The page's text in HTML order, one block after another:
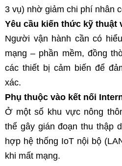
3 vụ) nhờ giảm chi phí nhân
Yêu cầu kiến thức kỹ thuật
Người vận hành cần có
mạng – phần mềm, đồng
các thiết bị cảm biến để
xác.
Phụ thuộc vào kết nối
Ở một số khu vực nông
thể gây gián đoạn thu thập
hợp hệ thống IoT nội bộ
khi mất mạng.